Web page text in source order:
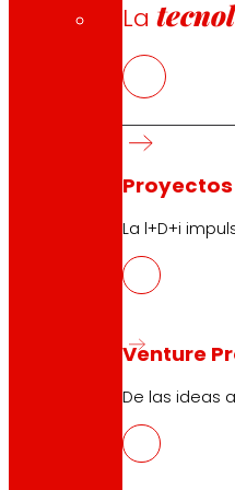
La
La l+D+i
Venture
De las ideas
Condiciones
Condiciones
Política de Cookies
Buscador